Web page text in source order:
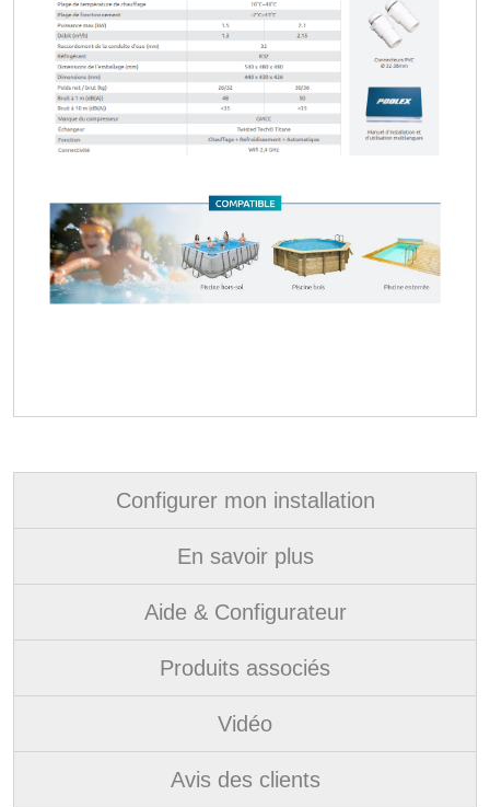
Configurer mon installation
En savoir plus
Aide & Configurateur
Produits associés
Vidéo
Avis des clients